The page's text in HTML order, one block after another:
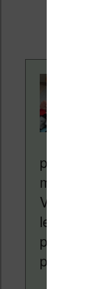
pour
monde
Vivlio,
lecture
pouvez
page